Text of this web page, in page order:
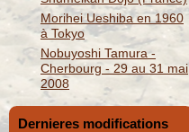
Morihei Ueshiba en 1960
à Tokyo
Nobuyoshi Tamura -
Cherbourg - 29 au 31 mai
2008
Dernieres modifications